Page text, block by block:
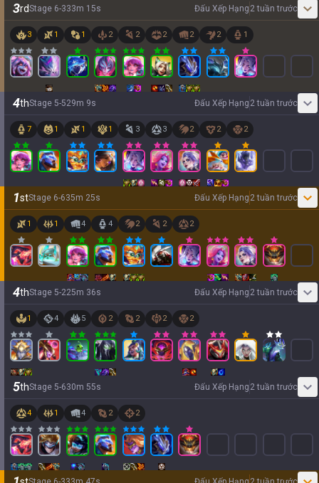
3rdStage 6-333m 15s Đấu Xếp Hạng 2 tuần trước
3 1 1 2 2 2 2 2 1
4thStage 5-529m 9s Đấu Xếp Hạng 2 tuần trước
7 1 1 1 3 3 2 2 2
1stStage 6-635m 25s Đấu Xếp Hạng 2 tuần trước
1 1 4 4 2 2 2
4thStage 5-225m 36s Đấu Xếp Hạng 2 tuần trước
1 4 5 2 2 2 2
5thStage 5-630m 55s Đấu Xếp Hạng 2 tuần trước
4 1 4 2 2